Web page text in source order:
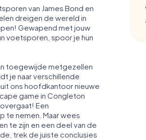
van James Bond en
dreigen de wereld in
Gewapend met jouw
voetsporen, spoor je hun
toegewijde metgezellen
je naar verschillende
ons hoofdkantoor nieuwe
game in Congleton
Een
te nemen. Maar wees
te zijn en een deel van de
trek de juiste conclusies